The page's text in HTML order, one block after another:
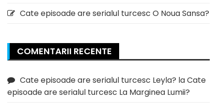
Cate episoade are serialul turcesc O Noua Sansa?
COMENTARII RECENTE
Cate episoade are serialul turcesc Leyla? laCate
episoade are serialul turcesc La Marginea Lumii?